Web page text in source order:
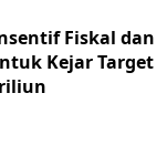
Fiskal dan
Kejar Target